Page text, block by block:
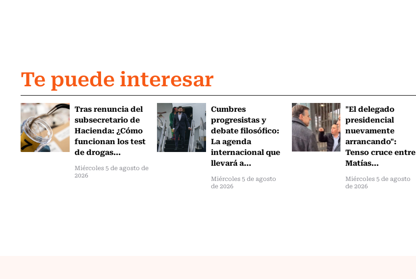
Te puede interesar
Tras renuncia del
subsecretario de
Hacienda: ¿Cómo
funcionan los test
de drogas...
Miércoles 5 de agosto de
2026
Cumbres
progresistas y
debate filosófico:
La agenda
internacional que
llevará a...
Miércoles 5 de agosto
de 2026
"El delegado
presidencial
nuevamente
arrancando":
Tenso cruce entre
Matías...
Miércoles 5 de agosto
de 2026